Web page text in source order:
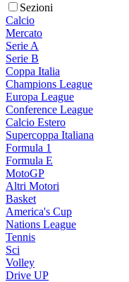
Sezioni
Calcio
Mercato
Serie A
Serie B
Coppa Italia
Champions League
Europa League
Conference League
Calcio Estero
Supercoppa Italiana
Formula 1
Formula E
MotoGP
Altri Motori
Basket
America's Cup
Nations League
Tennis
Sci
Volley
Drive UP